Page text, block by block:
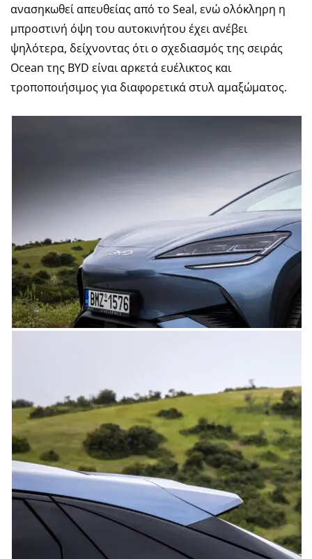
ανασηκωθεί απευθείας από το Seal, ενώ ολόκληρη η
μπροστινή όψη του αυτοκινήτου έχει ανέβει
ψηλότερα, δείχνοντας ότι ο σχεδιασμός της σειράς
Ocean της BYD είναι αρκετά ευέλικτος και
τροποποιήσιμος για διαφορετικά στυλ αμαξώματος.